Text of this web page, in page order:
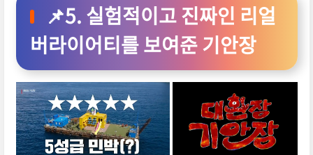
📌5. 실험적이고 진짜인 리얼
버라이어티를 보여준 기안장